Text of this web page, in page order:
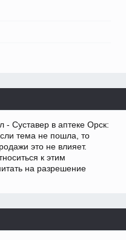
- Суставер в аптеке Орск:
тема не пошла, то
это не влияет.
к этим
на разрешение